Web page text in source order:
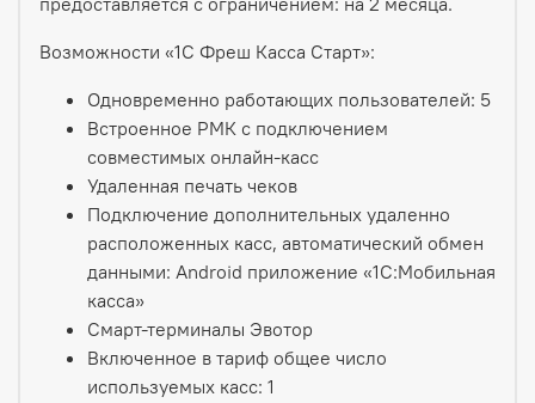
Возможности «1С Фреш Касса Старт»:
Одновременно работающих пользователей: 5
Встроенное РМК с подключением
совместимых онлайн-касс
Удаленная печать чеков
Подключение дополнительных удаленно
расположенных касс, автоматический обмен
данными: Android приложение «1С:Мобильная
касса»
Смарт-терминалы Эвотор
Включенное в тариф общее число
используемых касс: 1